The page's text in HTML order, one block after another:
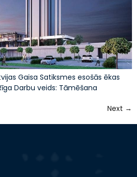
Gaisa Satiksmes esošās ēkas
Darbu veids: Tāmēšana
Next →